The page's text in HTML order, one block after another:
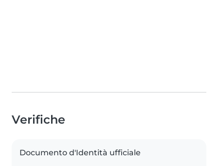
Verifiche
Documento d'Identità ufficiale